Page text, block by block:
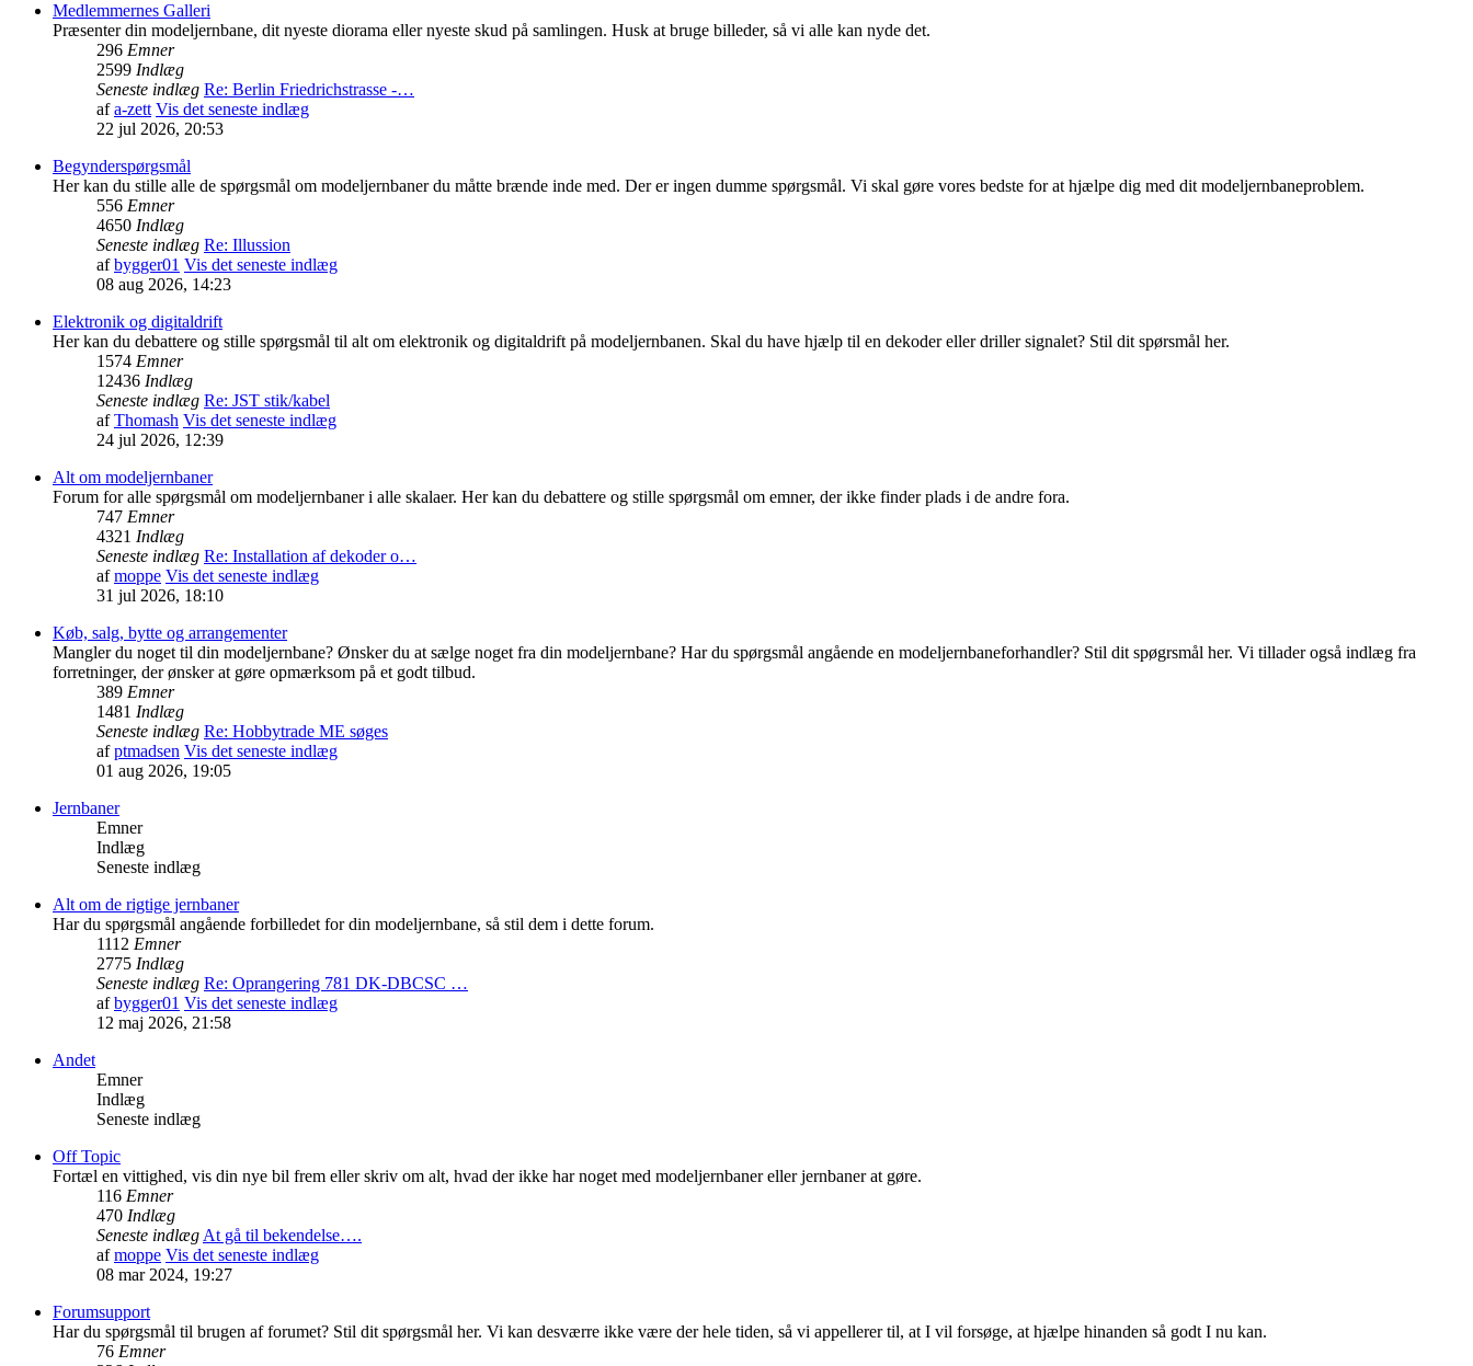
Medlemmernes Galleri
Præsenter din modeljernbane, dit nyeste diorama eller nyeste skud på samlingen. Husk at bruge billeder, så vi alle kan nyde det.
296 Emner
2599 Indlæg
Seneste indlæg Re: Berlin Friedrichstrasse -…
afa-zett Vis det seneste indlæg
22 jul 2026, 20:53
Begynderspørgsmål
Her kan du stille alle de spørgsmål om modeljernbaner du måtte brænde inde med. Der er ingen dumme spørgsmål. Vi skal gøre vores bedste for at hjælpe dig med dit modeljernbaneproblem.
556 Emner
4650 Indlæg
Seneste indlæg Re: Illussion
afbygger01 Vis det seneste indlæg
08 aug 2026, 14:23
Elektronik og digitaldrift
Her kan du debattere og stille spørgsmål til alt om elektronik og digitaldrift på modeljernbanen. Skal du have hjælp til en dekoder eller driller signalet? Stil dit spørsmål her.
1574 Emner
12436 Indlæg
Seneste indlæg Re: JST stik/kabel
afThomash Vis det seneste indlæg
24 jul 2026, 12:39
Alt om modeljernbaner
Forum for alle spørgsmål om modeljernbaner i alle skalaer. Her kan du debattere og stille spørgsmål om emner, der ikke finder plads i de andre fora.
747 Emner
4321 Indlæg
Seneste indlæg Re: Installation af dekoder o…
afmoppe Vis det seneste indlæg
31 jul 2026, 18:10
Køb, salg, bytte og arrangementer
Mangler du noget til din modeljernbane? Ønsker du at sælge noget fra din modeljernbane? Har du spørgsmål angående en modeljernbaneforhandler? Stil dit spøgrsmål her. Vi tillader også indlæg fra
forretninger, der ønsker at gøre opmærksom på et godt tilbud.
389 Emner
1481 Indlæg
Seneste indlæg Re: Hobbytrade ME søges
afptmadsen Vis det seneste indlæg
01 aug 2026, 19:05
Jernbaner
Emner
Indlæg
Seneste indlæg
Alt om de rigtige jernbaner
Har du spørgsmål angående forbilledet for din modeljernbane, så stil dem i dette forum.
1112 Emner
2775 Indlæg
Seneste indlæg Re: Oprangering 781 DK-DBCSC …
afbygger01 Vis det seneste indlæg
12 maj 2026, 21:58
Andet
Emner
Indlæg
Seneste indlæg
Off Topic
Fortæl en vittighed, vis din nye bil frem eller skriv om alt, hvad der ikke har noget med modeljernbaner eller jernbaner at gøre.
116 Emner
470 Indlæg
Seneste indlægAt gå til bekendelse….
afmoppe Vis det seneste indlæg
08 mar 2024, 19:27
Forumsupport
Har du spørgsmål til brugen af forumet? Stil dit spørgsmål her. Vi kan desværre ikke være der hele tiden, så vi appellerer til, at I vil forsøge, at hjælpe hinanden så godt I nu kan.
76 Emner